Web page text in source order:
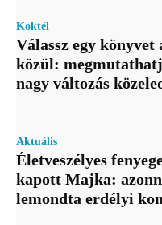
Koktél
Válassz egy könyvet
közül:
nagy változás
Aktuális
Életveszélyes
kapott Majka:
lemondta erdélyi